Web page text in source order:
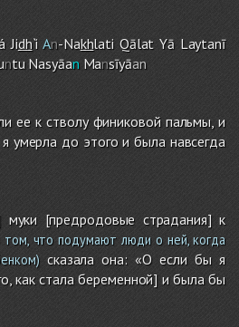
Jidh`i An-Nakhlati Qālat Yā Laytanī
ntu NasyāanMansīyāan
ее к стволу финиковой пальмы, и
умерла до этого и была навсегда
[предродовые страдания] к
что подумают люди о ней, когда
сказала она: «О если бы я
как стала беременной] и была бы